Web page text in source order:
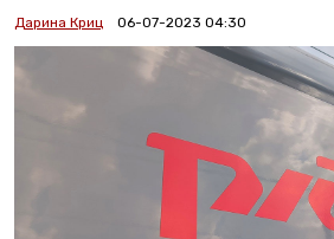
Дарина Криц 06-07-2023 04:30